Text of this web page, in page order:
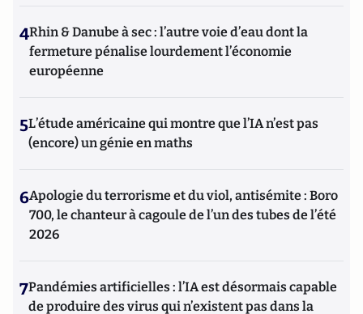
4Rhin & Danube à sec : l’autre voie d’eau dont la
fermeture pénalise lourdement l’économie
européenne
5L’étude américaine qui montre que l’IA n’est pas
(encore) un génie en maths
6Apologie du terrorisme et du viol, antisémite : Boro
700, le chanteur à cagoule de l’un des tubes de l’été
2026
7Pandémies artificielles : l’IA est désormais capable
de produire des virus qui n’existent pas dans la